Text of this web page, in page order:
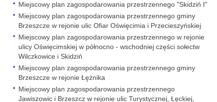
Miejscowy plan zagospodarowania przestrzennego "Skidziń I"
Miejscowy plan zagospodarowania przestrzennego gminy
Brzeszcze w rejonie ulic Ofiar Oświęcimia i Przecieszyńskiej
Miejscowy plan zagospodarowania przestrzennego w rejonie
ulicy Oświęcimskiej w północno - wschodniej części sołectw
Wilczkowice i Skidziń
Miejscowy plan zagospodarowania przestrzennego gminy
Brzeszcze w rejonie Łężnika
Miejscowy plan zagospodarowania przestrzennego
Jawiszowic i Brzeszcz w rejonie ulic Turystycznej, Łęckiej,